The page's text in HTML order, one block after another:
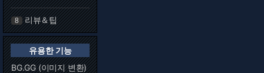
8 리뷰＆팁
유용한 기능
BG.GG (이미지 변환)